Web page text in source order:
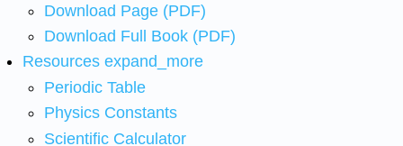
Download Page (PDF)
Download Full Book (PDF)
Resources expand_more
Periodic Table
Physics Constants
Scientific Calculator